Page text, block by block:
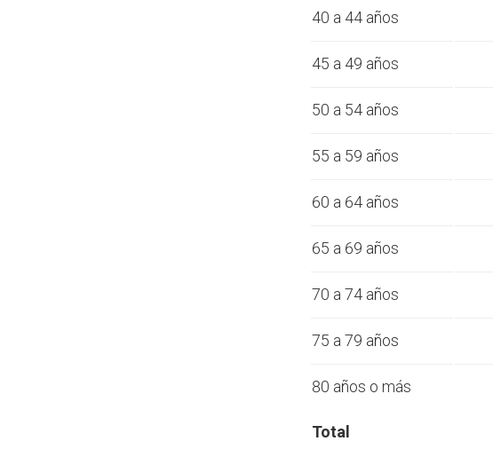
40 a 44 años
45 a 49 años
50 a 54 años
55 a 59 años
60 a 64 años
65 a 69 años
70 a 74 años
75 a 79 años
80 años o más
Total